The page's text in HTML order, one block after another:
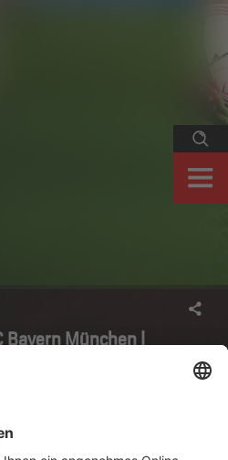
München |
Auftritt gegen den
sich der amtierende deutsche
die Partie in voller Länge in re-